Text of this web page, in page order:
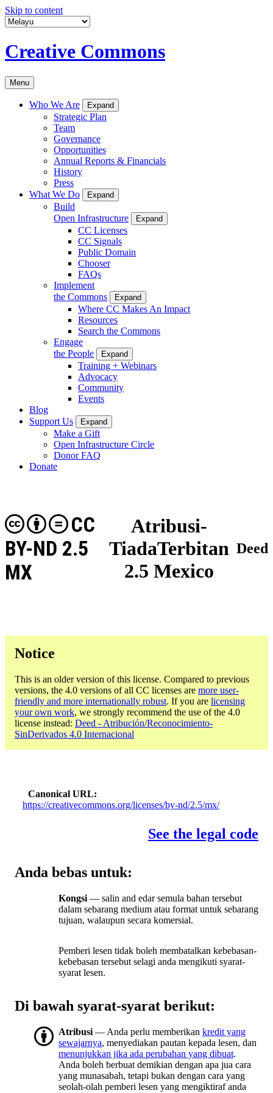
Skip to content
Creative Commons
Menu
Who We Are Expand
Strategic Plan
Team
Governance
Opportunities
Annual Reports & Financials
History
Press
What We Do
Expand
Build
Open Infrastructure
Expand
CC Licenses
CC Signals
Public Domain
Chooser
FAQs
Implement
the Commons
Expand
Where CC Makes An Impact
Resources
Search the Commons
Engage
the People
Expand
Training + Webinars
Advocacy
Community
Events
Blog
Support Us
Expand
Make a Gift
Open Infrastructure Circle
Donor FAQ
Donate
Atribusi-
TiadaTerbitan
2.5 Mexico
CC
BY-ND 2.5
MX
Deed
Notice
This is an older version of this license. Compared to previous
versions, the 4.0 versions of all CC licenses are more user-
friendly and more internationally robust. If you are licensing
your own work, we strongly recommend the use of the 4.0
license instead: Deed - Atribución/Reconocimiento-
SinDerivados 4.0 Internacional
Canonical URL
https://creativecommons.org/licenses/by-nd/2.5/mx/
See the legal code
Anda bebas untuk:
Kongsi — salin and edar semula bahan tersebut
dalam sebarang medium atau format untuk sebarang
tujuan, walaupun secara komersial.
Pemberi lesen tidak boleh membatalkan kebebasan-
kebebasan tersebut selagi anda mengikuti syarat-
syarat lesen.
Di bawah syarat-syarat berikut:
Atribusi — Anda perlu memberikan kredit yang
sewajarnya, menyediakan pautan kepada lesen, dan
menunjukkan jika ada perubahan yang dibuat.
Anda boleh berbuat demikian dengan apa jua cara
yang munasabah, tetapi bukan dengan cara yang
seolah-olah pemberi lesen yang mengiktiraf anda